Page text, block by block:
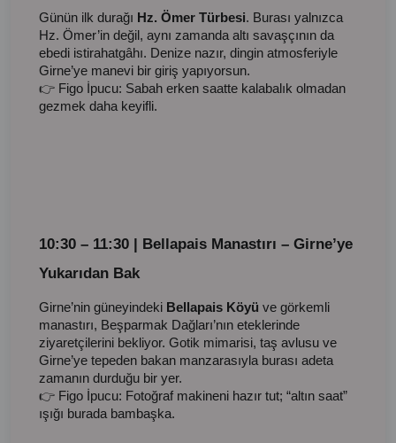
Günün ilk durağı Hz. Ömer Türbesi. Burası yalnızca
Hz. Ömer’in değil, aynı zamanda altı savaşçının da
ebedi istirahatgâhı. Denize nazır, dingin atmosferiyle
Girne’ye manevi bir giriş yapıyorsun.
👉 Figo İpucu: Sabah erken saatte kalabalık olmadan
gezmek daha keyifli.
10:30 – 11:30 | Bellapais Manastırı – Girne’ye
Yukarıdan Bak
Girne’nin güneyindeki Bellapais Köyü ve görkemli
manastırı, Beşparmak Dağları’nın eteklerinde
ziyaretçilerini bekliyor. Gotik mimarisi, taş avlusu ve
Girne’ye tepeden bakan manzarasıyla burası adeta
zamanın durduğu bir yer.
👉 Figo İpucu: Fotoğraf makineni hazır tut; “altın saat”
ışığı burada bambaşka.